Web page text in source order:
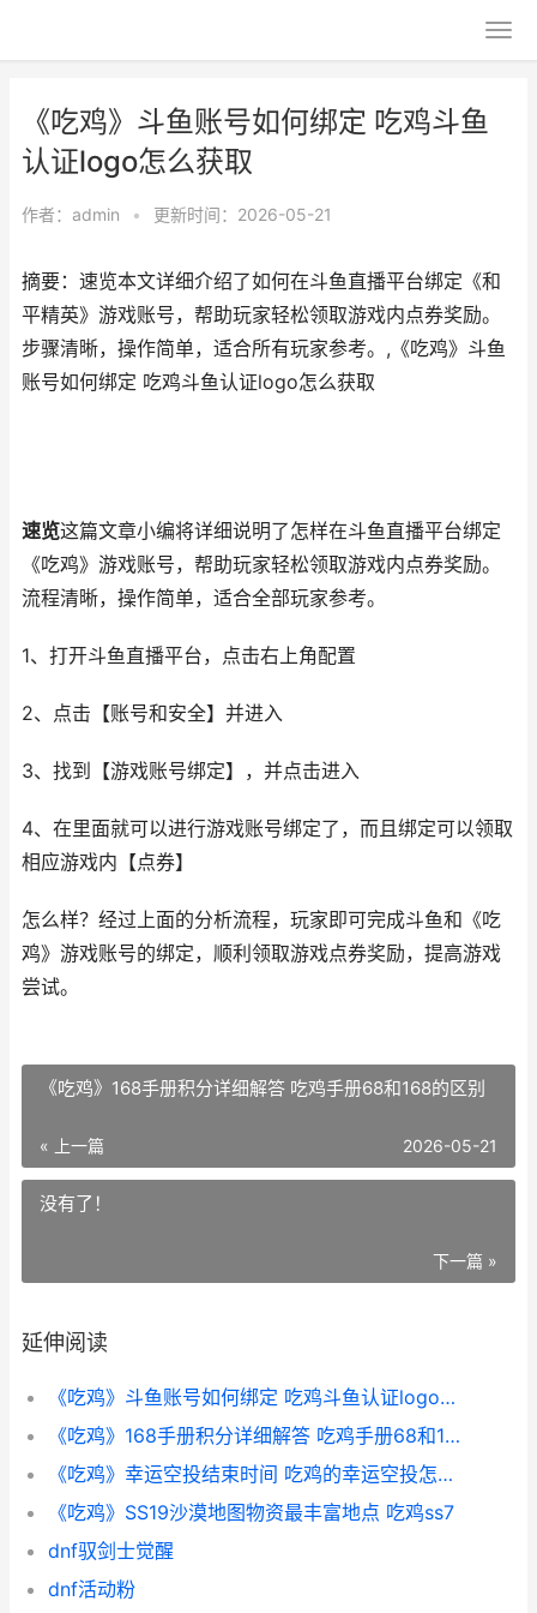
《吃鸡》斗鱼账号如何绑定 吃鸡斗鱼
认证logo怎么获取
作者： admin • 更新时间：2026-05-21
摘要：速览本文详细介绍了如何在斗鱼直播平台绑定《和
平精英》游戏账号，帮助玩家轻松领取游戏内点券奖励。
步骤清晰，操作简单，适合所有玩家参考。,《吃鸡》斗鱼
账号如何绑定 吃鸡斗鱼认证logo怎么获取
速览这篇文章小编将详细说明了怎样在斗鱼直播平台绑定
《吃鸡》游戏账号，帮助玩家轻松领取游戏内点券奖励。
流程清晰，操作简单，适合全部玩家参考。
1、打开斗鱼直播平台，点击右上角配置
2、点击【账号和安全】并进入
3、找到【游戏账号绑定】，并点击进入
4、在里面就可以进行游戏账号绑定了，而且绑定可以领取
相应游戏内【点券】
怎么样？经过上面的分析流程，玩家即可完成斗鱼和《吃
鸡》游戏账号的绑定，顺利领取游戏点券奖励，提高游戏
尝试。
《吃鸡》168手册积分详细解答 吃鸡手册68和168的区别
« 上一篇 2026-05-21
没有了！
下一篇 »
延伸阅读
《吃鸡》斗鱼账号如何绑定 吃鸡斗鱼认证logo怎么获取
《吃鸡》168手册积分详细解答 吃鸡手册68和168的区别
《吃鸡》幸运空投结束时间 吃鸡的幸运空投怎么获得
《吃鸡》SS19沙漠地图物资最丰富地点 吃鸡ss7
dnf驭剑士觉醒
dnf活动粉